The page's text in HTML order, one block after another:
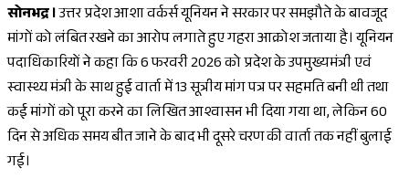
सोनभद्र ।उत्तर प्रदेश आशा वर्कर्स यूनियन ने सरकार पर समझौते के बावजूद
मांगों को लंबित रखने का आरोप लगाते हुए गहरा आक्रोश जताया है। यूनियन
पदाधिकारियों ने कहा कि 6 फरवरी 2026 को प्रदेश के उपमुख्यमंत्री एवं
स्वास्थ्य मंत्री के साथ हुई वार्ता में 13 सूत्रीय मांग पत्र पर सहमति बनी थी तथा
कई मांगों को पूरा करने का लिखित आश्वासन भी दिया गया था, लेकिन 60
दिन से अधिक समय बीत जाने के बाद भी दूसरे चरण की वार्ता तक नहीं बुलाई
गई।